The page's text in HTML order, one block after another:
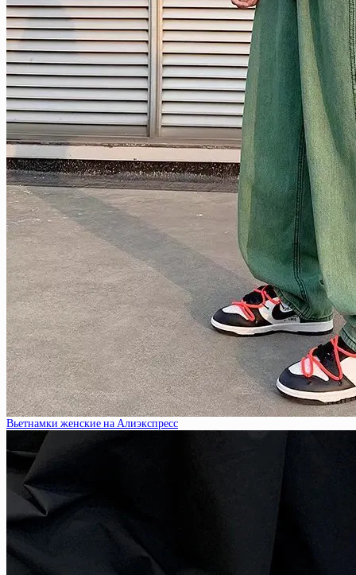
Вьетнамки женские на Алиэкспресс